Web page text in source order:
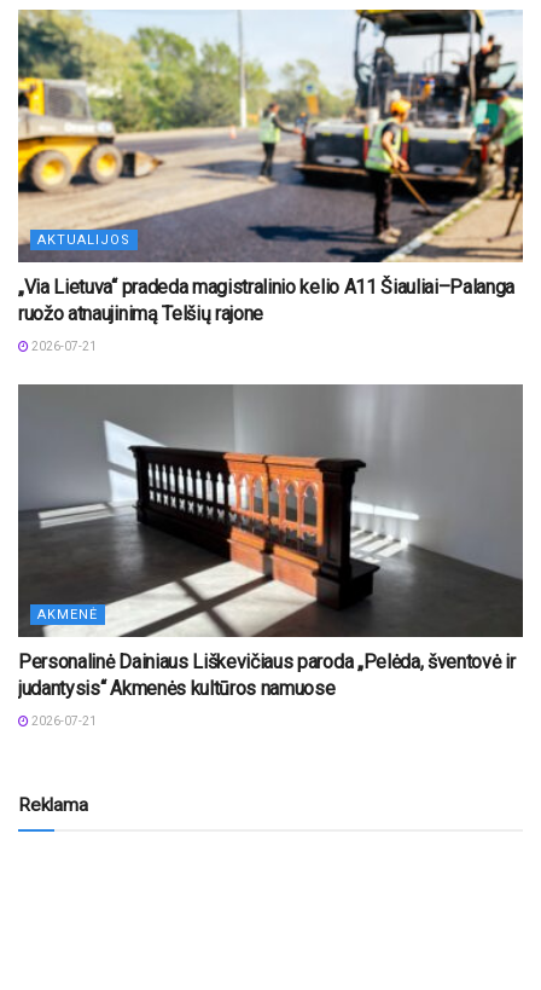
AKTUALIJOS
„Via Lietuva“ pradeda magistralinio kelio A11 Šiauliai–Palanga
ruožo atnaujinimą Telšių rajone
2026-07-21
AKMENĖ
Personalinė Dainiaus Liškevičiaus paroda „Pelėda, šventovė ir
judantysis“ Akmenės kultūros namuose
2026-07-21
Reklama